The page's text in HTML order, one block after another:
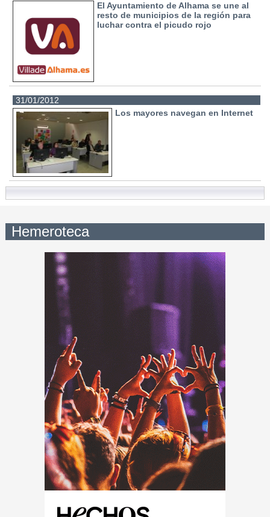
El Ayuntamiento de Alhama se une al
resto de municipios de la región para
luchar contra el picudo rojo
31/01/2012
Los mayores navegan en Internet
Hemeroteca